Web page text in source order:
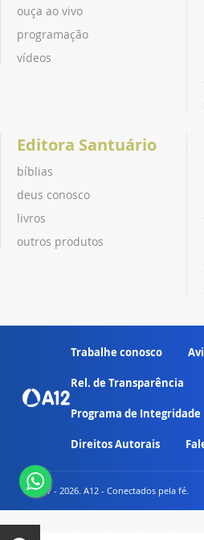
ouça ao vivo
programação
vídeos
Editora Santuário
bíblias
deus conosco
livros
outros produtos
Trabalhe conosco
Rel. de Transparência
Programa de Integridade
Direitos Autorais
© 2007 - 2026. A12 - Conectados pela fé.